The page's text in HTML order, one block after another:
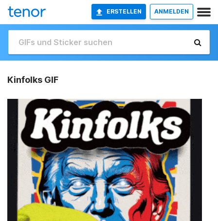
ERSTELLEN ANMELDEN
Kinfolks GIF